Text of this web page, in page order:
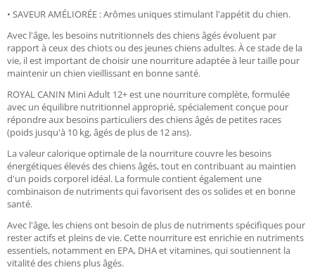
• SAVEUR AMÉLIORÉE : Arômes uniques stimulant l'appétit du chien.
Avec l'âge, les besoins nutritionnels des chiens âgés évoluent par
rapport à ceux des chiots ou des jeunes chiens adultes. À ce stade de la
vie, il est important de choisir une nourriture adaptée à leur taille pour
maintenir un chien vieillissant en bonne santé.
ROYAL CANIN Mini Adult 12+ est une nourriture complète, formulée
avec un équilibre nutritionnel approprié, spécialement conçue pour
répondre aux besoins particuliers des chiens âgés de petites races
(poids jusqu'à 10 kg, âgés de plus de 12 ans).
La valeur calorique optimale de la nourriture couvre les besoins
énergétiques élevés des chiens âgés, tout en contribuant au maintien
d'un poids corporel idéal. La formule contient également une
combinaison de nutriments qui favorisent des os solides et en bonne
santé.
Avec l'âge, les chiens ont besoin de plus de nutriments spécifiques pour
rester actifs et pleins de vie. Cette nourriture est enrichie en nutriments
essentiels, notamment en EPA, DHA et vitamines, qui soutiennent la
vitalité des chiens plus âgés.